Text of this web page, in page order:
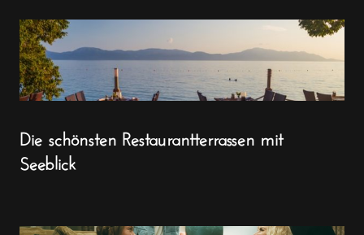
Die schönsten Restaurantterrassen mit
Seeblick